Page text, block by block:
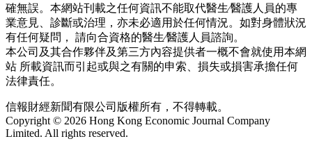
確無誤。本網站刊載之任何資訊不能取代醫生∕醫護人員的專
業意見、診斷或治理，亦未必適用於任何情況。如對身體狀況
有任何疑問， 請向合資格的醫生∕醫護人員諮詢。
本公司及其合作夥伴及第三方內容提供者一概不會就使用本網
站 所載資訊而引起或與之有關的申索、損失或損害承擔任何
法律責任。
信報財經新聞有限公司版權所有，不得轉載。
Copyright © 2026 Hong Kong Economic Journal Company
Limited. All rights reserved.